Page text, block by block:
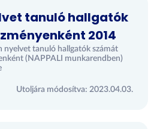
tanuló hallgatók
2014
nyelvet tanuló hallgatók számát
(NAPPALI munkarendben)
Utoljára módosítva: 2023.04.03.